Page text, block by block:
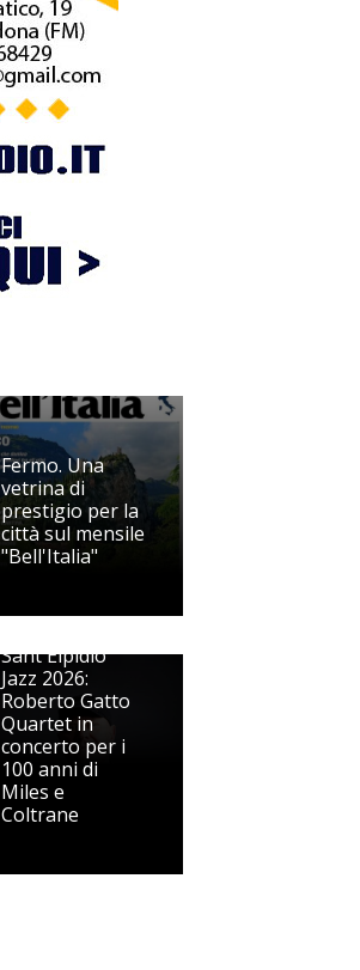
Fermo. Una
vetrina di
prestigio per la
città sul mensile
"Bell'Italia"
Sant'Elpidio
Jazz 2026:
Roberto Gatto
Quartet in
concerto per i
100 anni di
Miles e
Coltrane